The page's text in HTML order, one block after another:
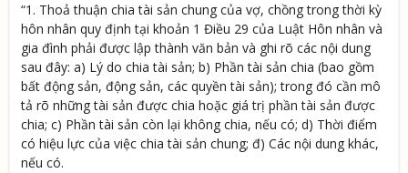
“1. Thoả thuận chia tài sản chung của vợ, chồng trong thời kỳ
hôn nhân quy định tại khoản 1 Điều 29 của Luật Hôn nhân và
gia đình phải được lập thành văn bản và ghi rõ các nội dung
sau đây: a) Lý do chia tài sản; b) Phần tài sản chia (bao gồm
bất động sản, động sản, các quyền tài sản); trong đó cần mô
tả rõ những tài sản được chia hoặc giá trị phần tài sản được
chia; c) Phần tài sản còn lại không chia, nếu có; d) Thời điểm
có hiệu lực của việc chia tài sản chung; đ) Các nội dung khác,
nếu có.